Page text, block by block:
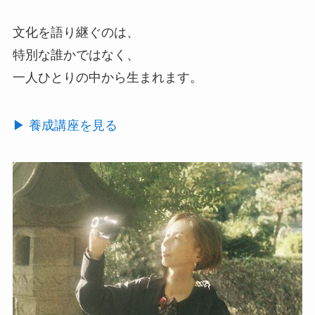
文化を語り継ぐのは、
特別な誰かではなく、
一人ひとりの中から生まれます。
▶ 養成講座を見る